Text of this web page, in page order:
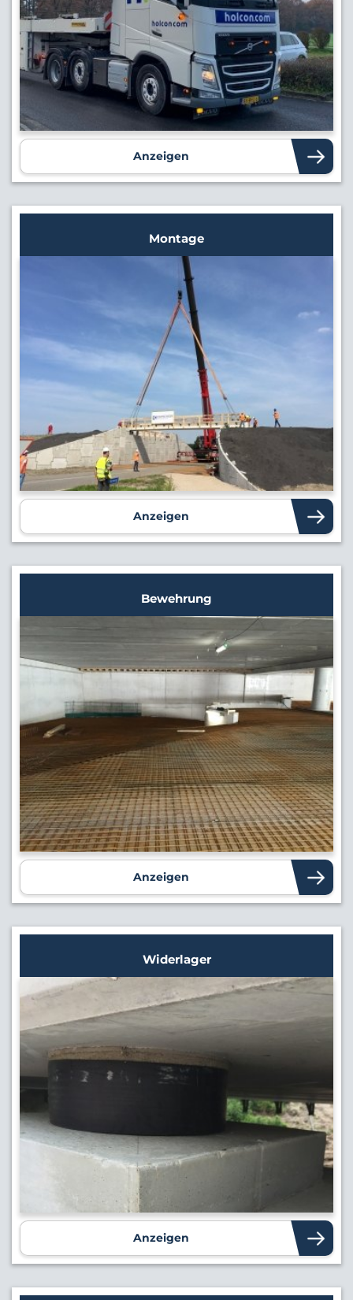
Anzeigen
Montage
Anzeigen
Bewehrung
Anzeigen
Widerlager
Anzeigen